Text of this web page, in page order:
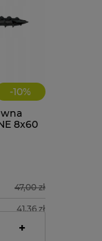
-10%
8x60
47,00 zł
41,36 zł
34,39 zł
+